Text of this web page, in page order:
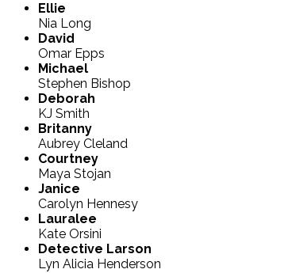
Ellie
Nia Long
David
Omar Epps
Michael
Stephen Bishop
Deborah
KJ Smith
Britanny
Aubrey Cleland
Courtney
Maya Stojan
Janice
Carolyn Hennesy
Lauralee
Kate Orsini
Detective Larson
Lyn Alicia Henderson